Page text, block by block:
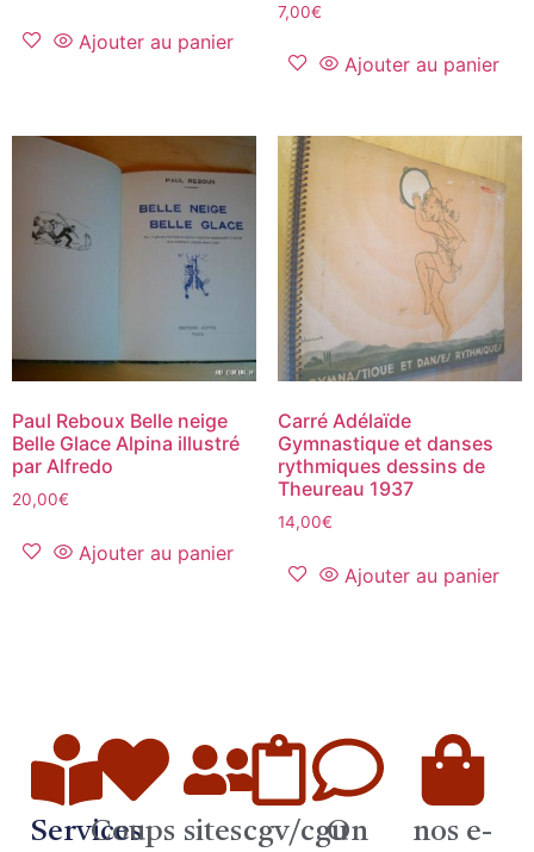
Ajouter au panier
7,00€
Ajouter au panier
Paul Reboux Belle neige
Belle Glace Alpina illustré
par Alfredo
20,00€
Ajouter au panier
Carré Adélaïde
Gymnastique et danses
rythmiques dessins de
Theureau 1937
14,00€
Ajouter au panier
Services
Coups sitescgv/cguOn nos e-